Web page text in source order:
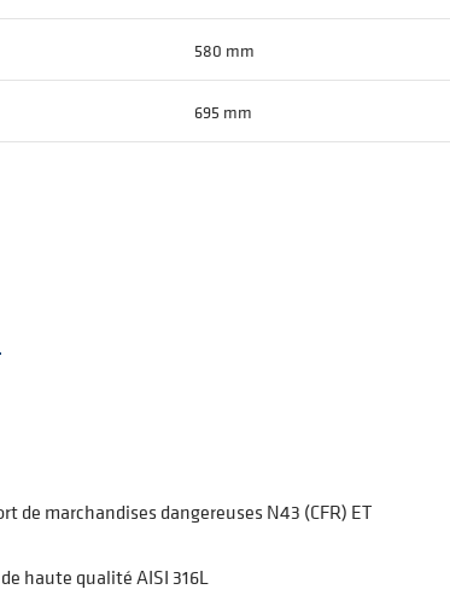
580 mm
695 mm
de marchandises dangereuses N43 (CFR) ET
haute qualité AISI 316L